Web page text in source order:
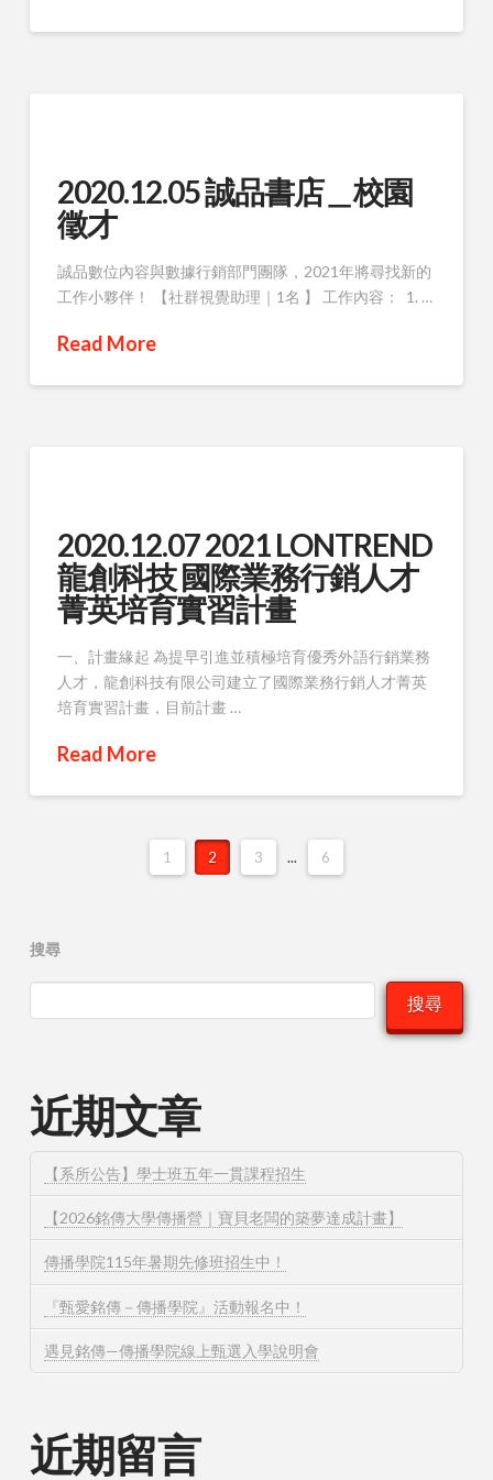
2020.12.05 誠品書店＿校園
徵才
誠品數位內容與數據行銷部門團隊，2021年將尋找新的
工作小夥伴！ 【社群視覺助理｜1名 】 工作內容： 1. …
Read More
2020.12.07 2021 LONTREND
龍創科技 國際業務行銷人才
菁英培育實習計畫
一、計畫緣起 為提早引進並積極培育優秀外語行銷業務
人才，龍創科技有限公司建立了國際業務行銷人才菁英
培育實習計畫，目前計畫 …
Read More
1 2 3 ... 6
搜尋
搜尋
近期文章
【系所公告】學士班五年一貫課程招生
【2026銘傳大學傳播營｜寶貝老闆的築夢達成計畫】
傳播學院115年暑期先修班招生中！
『甄愛銘傳－傳播學院』活動報名中！
遇見銘傳—傳播學院線上甄選入學說明會
近期留言